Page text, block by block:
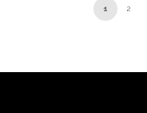
Paginação
1 2